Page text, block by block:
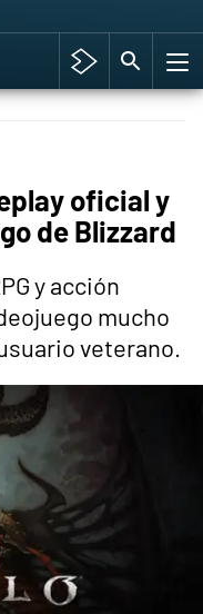
La Era del Cataclismo
oficial y
de Blizzard
y acción
mucho
veterano.